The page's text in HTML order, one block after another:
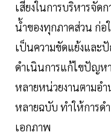
เสี่ยงในการบริหารจัด
น้ำของทุกภาคส่วน ก่อ
เป็นความขัดแย้งและ
ดำเนินการแก้ไขปัญห
หลายหน่วยงานตามอ
หลายฉบับ ทำให้การด
เอกภาพ